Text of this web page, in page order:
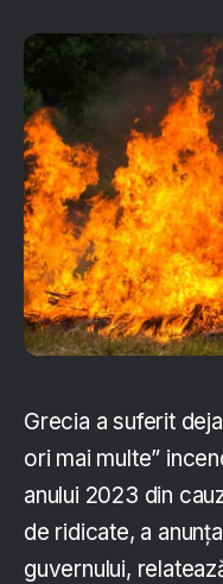
Grecia a suferit
ori mai multe”
anului 2023 din
de ridicate, a
guvernului,